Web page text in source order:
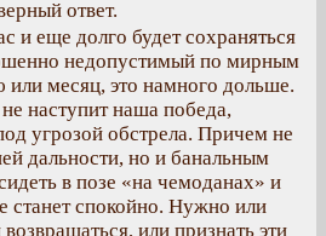
ответ.
и еще долго будет сохраняться
недопустимый по мирным
месяц, это намного дольше.
наступит наша победа,
угрозой обстрела. Причем не
дальности, но и банальным
в позе «на чемоданах» и
станет спокойно. Нужно или
или признать эти